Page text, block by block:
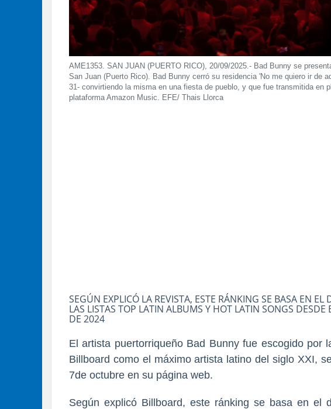
AME1353. SAN JUAN (PUERTO RICO), 20/09/2025.- Bad Bunny se
San Juan (Puerto Rico). Bad Bunny cerró su residencia 'No me quiero ir de
31- convirtiendo la misma en una fiesta de pueblo, y que fue transmitida en
plataforma Amazon Music. EFE/ Thais Llorca
SEGÚN EXPLICÓ LA REVISTA, ESTE RÁNKING SE BASA EN EL
LAS LISTAS TOP LATIN ALBUMS Y HOT LATIN SONGS
DE 2024
El artista puertorriqueño Bad Bunny fue escogido por
Billboard como el máximo artista latino del siglo XXI,
7de octubre en su página web.
Según explicó Billboard, este ránking se basa en el